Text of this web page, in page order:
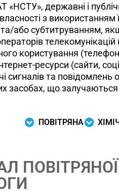
«НСТУ», державні і
з
або субтитруванням,
користування
ресурси (сайти,
сигналів та повідомлень
засобах, що залучаються
ПОВІТРЯНА
ПОВІТРЯНОЇ